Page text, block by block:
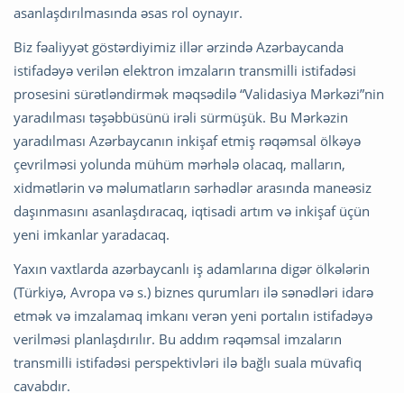
asanlaşdırılmasında əsas rol oynayır.
Biz fəaliyyət göstərdiyimiz illər ərzində Azərbaycanda
istifadəyə verilən elektron imzaların transmilli istifadəsi
prosesini sürətləndirmək məqsədilə “Validasiya Mərkəzi”nin
yaradılması təşəbbüsünü irəli sürmüşük. Bu Mərkəzin
yaradılması Azərbaycanın inkişaf etmiş rəqəmsal ölkəyə
çevrilməsi yolunda mühüm mərhələ olacaq, malların,
xidmətlərin və məlumatların sərhədlər arasında maneəsiz
daşınmasını asanlaşdıracaq, iqtisadi artım və inkişaf üçün
yeni imkanlar yaradacaq.
Yaxın vaxtlarda azərbaycanlı iş adamlarına digər ölkələrin
(Türkiyə, Avropa və s.) biznes qurumları ilə sənədləri idarə
etmək və imzalamaq imkanı verən yeni portalın istifadəyə
verilməsi planlaşdırılır. Bu addım rəqəmsal imzaların
transmilli istifadəsi perspektivləri ilə bağlı suala müvafiq
cavabdır.